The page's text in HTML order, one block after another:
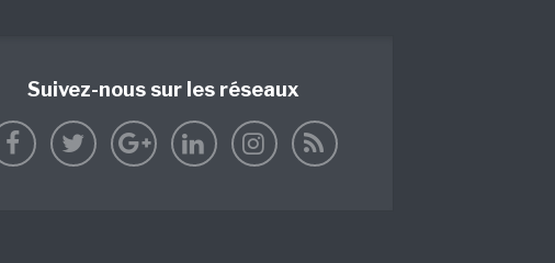
Suivez-nous sur les réseaux